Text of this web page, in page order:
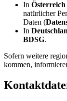
In Österreich
natürlicher
Daten (
In
BDSG.
Sofern weitere
kommen,